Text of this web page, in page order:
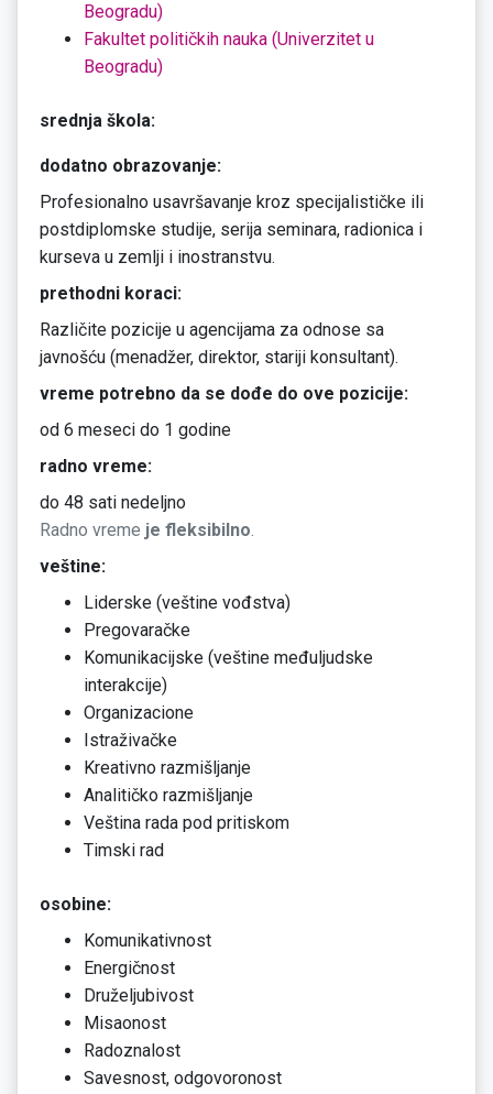
Beogradu)
Fakultet političkih nauka (Univerzitet u
Beogradu)
srednja škola:
dodatno obrazovanje:
Profesionalno usavršavanje kroz specijalističke ili
postdiplomske studije, serija seminara, radionica i
kurseva u zemlji i inostranstvu.
prethodni koraci:
Različite pozicije u agencijama za odnose sa
javnošću (menadžer, direktor, stariji konsultant).
vreme potrebno da se dođe do ove pozicije:
od 6 meseci do 1 godine
radno vreme:
do 48 sati nedeljno
Radno vreme je fleksibilno.
veštine:
Liderske (veštine vođstva)
Pregovaračke
Komunikacijske (veštine međuljudske
interakcije)
Organizacione
Istraživačke
Kreativno razmišljanje
Analitičko razmišljanje
Veština rada pod pritiskom
Timski rad
osobine:
Komunikativnost
Energičnost
Druželjubivost
Misaonost
Radoznalost
Savesnost, odgovoronost